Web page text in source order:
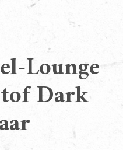
Lounge
Dark